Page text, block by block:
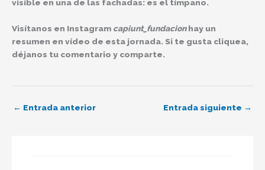
visible en una de las fachadas: es el tímpano.
Visítanos en Instagram capiunt_fundacionhay un
resumen en vídeo de esta jornada. Si te gusta cliquea,
déjanos tu comentario y comparte.
← Entrada anterior Entrada siguiente →